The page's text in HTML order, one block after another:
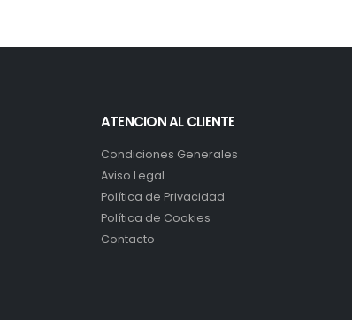
ATENCION AL CLIENTE
Condiciones Generales
Aviso Legal
Política de Privacidad
Política de Cookies
Contacto